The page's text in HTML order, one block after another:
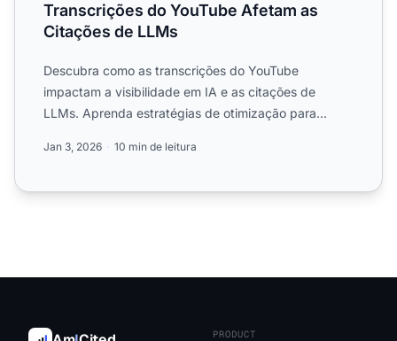
Transcrições do YouTube Afetam as
Citações de LLMs
Descubra como as transcrições do YouTube
impactam a visibilidade em IA e as citações de
LLMs. Aprenda estratégias de otimização para
Jan 3, 2026 10 min de leitura
PRODUCT